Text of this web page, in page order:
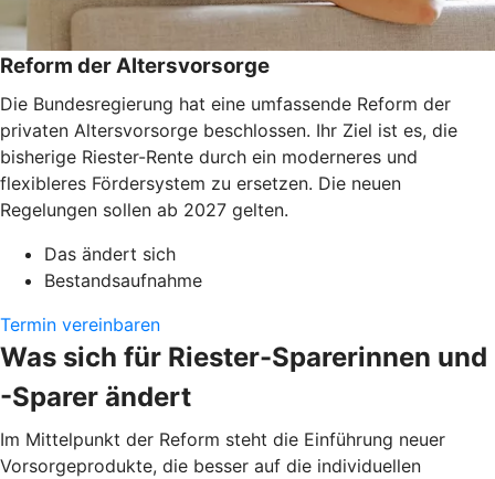
Reform der Altersvorsorge
Die Bundesregierung hat eine umfassende Reform der
privaten Altersvorsorge beschlossen. Ihr Ziel ist es, die
bisherige Riester-Rente durch ein moderneres und
flexibleres Fördersystem zu ersetzen. Die neuen
Regelungen sollen ab 2027 gelten.
Das ändert sich
Bestandsaufnahme
Termin vereinbaren
Was sich für Riester-Sparerinnen und
-Sparer ändert
Im Mittelpunkt der Reform steht die Einführung neuer
Vorsorgeprodukte, die besser auf die individuellen